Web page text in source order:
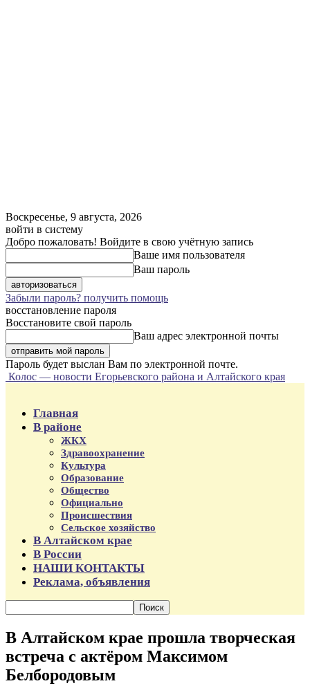
Воскресенье, 9 августа, 2026
войти в систему
Добро пожаловать! Войдите в свою учётную запись
Ваше имя пользователя
Ваш пароль
Забыли пароль? получить помощь
восстановление пароля
Восстановите свой пароль
Ваш адрес электронной почты
Пароль будет выслан Вам по электронной почте.
Колос — новости Егорьевского района и Алтайского края
Главная
В районе
ЖКХ
Здравоохранение
Культура
Образование
Общество
Официально
Происшествия
Сельское хозяйство
В Алтайском крае
В России
НАШИ КОНТАКТЫ
Реклама, объявления
В Алтайском крае прошла творческая
встреча с актёром Максимом
Белбородовым